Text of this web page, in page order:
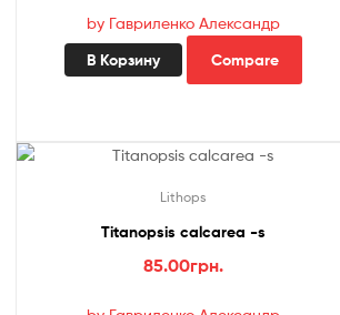
by Гавриленко Александр
В Корзину Compare
Lithops
Titanopsis calcarea -s
85.00грн.